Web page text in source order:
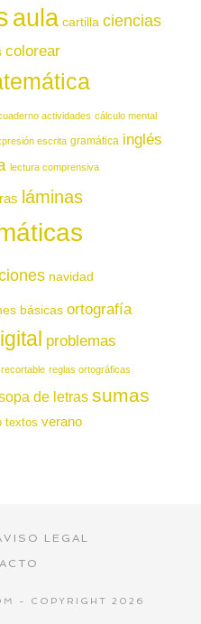
aula cartilla ciencias
colorear
actividades cálculo mental
escrita gramática inglés
lectura comprensiva
láminas
navidad
básicas ortografía
problemas
recortable reglas ortográficas
de letras sumas
textos verano
LEGAL
- COPYRIGHT 2026